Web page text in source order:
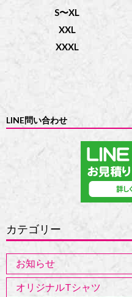
S〜XL
XXL
XXXL
LINE問い合わせ
カテゴリー
お知らせ
オリジナルTシャツ